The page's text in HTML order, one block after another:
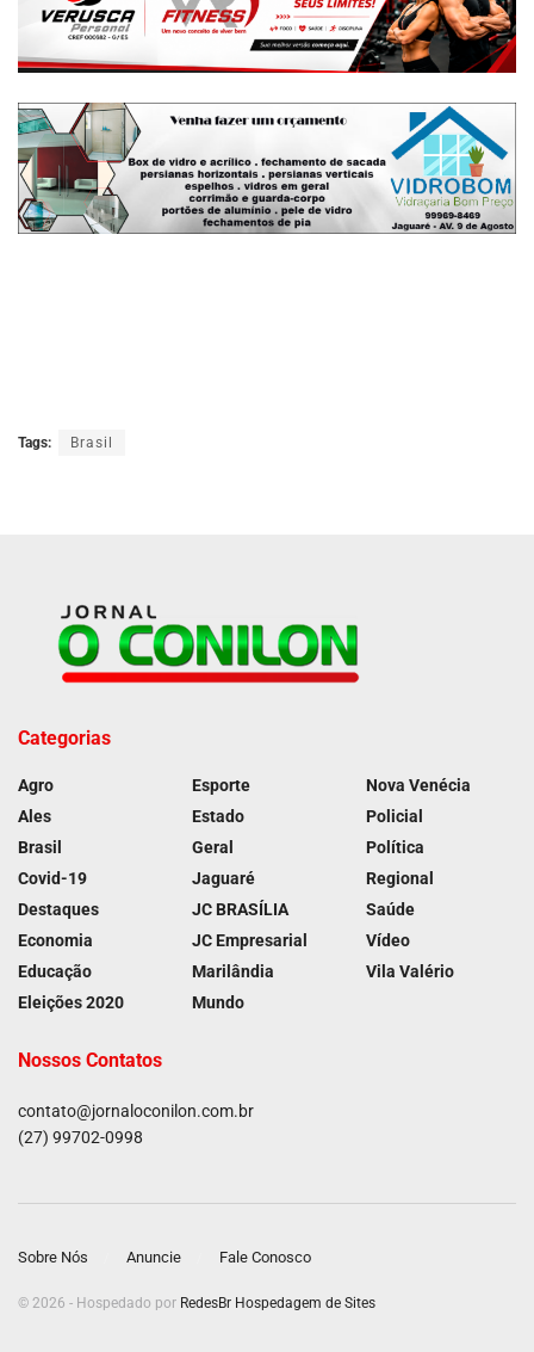
Tags: Brasil
Categorias
Agro
Ales
Brasil
Covid-19
Destaques
Economia
Educação
Eleições 2020
Esporte
Estado
Geral
Jaguaré
JC BRASÍLIA
JC Empresarial
Marilândia
Mundo
Nova Venécia
Policial
Política
Regional
Saúde
Vídeo
Vila Valério
Nossos Contatos
contato@jornaloconilon.com.br
(27) 99702-0998
Sobre Nós Anuncie Fale Conosco
© 2026 - Hospedado por RedesBr Hospedagem de Sites